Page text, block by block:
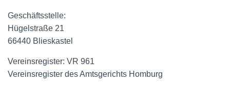
Geschäftsstelle:
Hügelstraße 21
66440 Blieskastel
Vereinsregister: VR 961
Vereinsregister des Amtsgerichts Homburg